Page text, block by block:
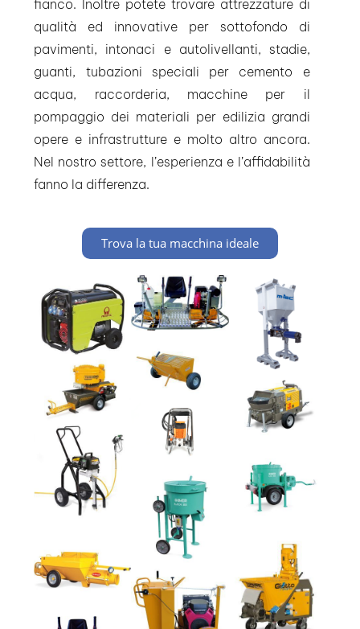
fianco. Inoltre potete trovare attrezzature di
qualità ed innovative per sottofondo di
pavimenti, intonaci e autolivellanti, stadie,
guanti, tubazioni speciali per cemento e
acqua, raccorderia, macchine per il
pompaggio dei materiali per edilizia grandi
opere e infrastrutture e molto altro ancora.
Nel nostro settore, l’esperienza e l’affidabilità
fanno la differenza.
Trova la tua macchina ideale